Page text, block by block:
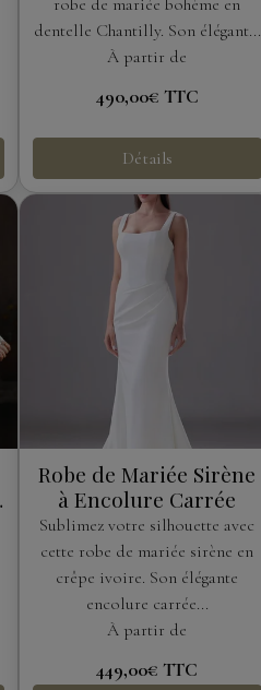
dentelle Chantilly. Son élégant...
À partir de
490,00€ TTC
Détails
Robe de Mariée Sirène
à Encolure Carrée
Sublimez votre silhouette avec
cette robe de mariée sirène en
crêpe ivoire. Son élégante
encolure carrée...
À partir de
449,00€TTC